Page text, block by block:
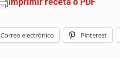
Correo electrónico Pinterest